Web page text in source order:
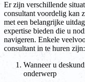
Er zijn verschillende
consultant voordelig kan
met een belangrijke
expertise bieden die u
navigeren. Enkele
consultant in te huren zijn:
Wanneer u
onderwerp